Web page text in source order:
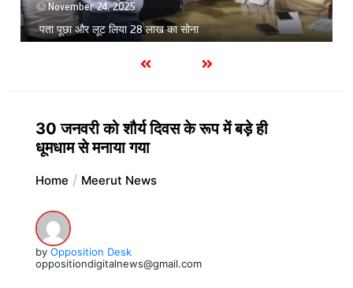
September 9, 2025 1 min
मोबाइल एप का क्यू आर कोड स्कैन कर लूट
30 जनवरी को शौर्य दिवस के रूप में बड़े ही
धूमधाम से मनाया गया
Home Meerut News
by Opposition Desk
oppositiondigitalnews@gmail.com